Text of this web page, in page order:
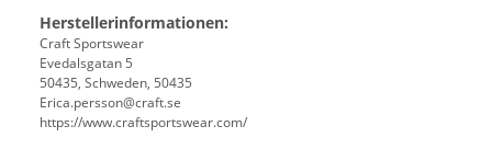
Herstellerinformationen:
Craft Sportswear
Evedalsgatan 5
50435, Schweden, 50435
Erica.persson@craft.se
https://www.craftsportswear.com/